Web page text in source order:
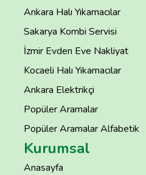
Ankara Halı Yıkamacılar
Sakarya Kombi Servisi
İzmir Evden Eve Nakliyat
Kocaeli Halı Yıkamacılar
Ankara Elektrikçi
Popüler Aramalar
Popüler Aramalar Alfabetik
Kurumsal
Anasayfa